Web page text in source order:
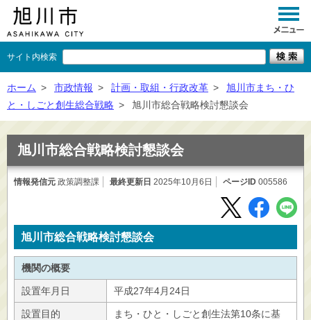
サイト内検索
くらし
観光
事業者向け
市政情報
×閉じる
ホーム > 市政情報 > 計画・取組・行政改革 >
旭川市まち・ひ
と・しごと創生総合戦略 > 旭川市総合戦略検討懇談会
旭川市総合戦略検討懇談会
情報発信元 政策調整課 最終更新日 2025年10月6日 ページID 005586
旭川市総合戦略検討懇談会
機関の概要
設置年月日 平成27年4月24日
設置目的
まち・ひと・しごと創生法第10条に基